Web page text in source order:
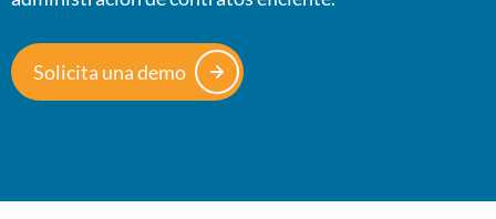
Solicita una demo